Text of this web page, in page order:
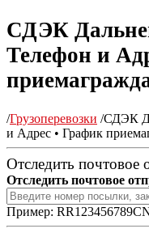
СДЭК
Телефон и
/Грузоперевозки /СДЭК
и Адрес • График
Отследить почтовое
Отследить почтовое
Пример: